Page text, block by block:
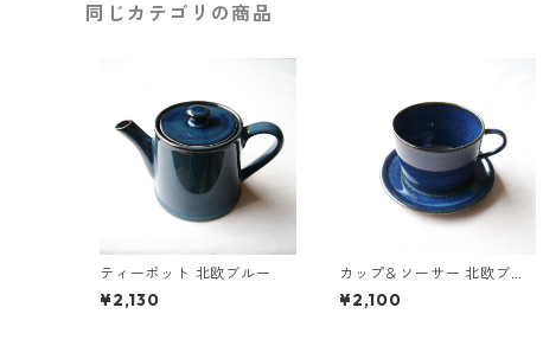
同じカテゴリの商品
ティーポット 北欧ブルー
¥2,130
カップ＆ソーサー 北欧ブル
ー
¥2,100